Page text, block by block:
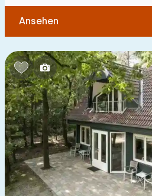
Schlafzimmern:
1 2 3 4
Badezimmer:
1 2 3 4
Ansehen